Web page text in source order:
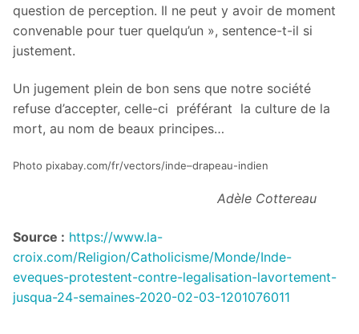
question de perception. Il ne peut y avoir de moment
convenable pour tuer quelqu’un », sentence-t-il si
justement.
Un jugement plein de bon sens que notre société
refuse d’accepter, celle-ci préférant la culture de la
mort, au nom de beaux principes…
Photo pixabay.com/fr/vectors/inde–drapeau-indien
Adèle Cottereau
Source : https://www.la-
croix.com/Religion/Catholicisme/Monde/Inde-
eveques-protestent-contre-legalisation-lavortement-
jusqua-24-semaines-2020-02-03-1201076011